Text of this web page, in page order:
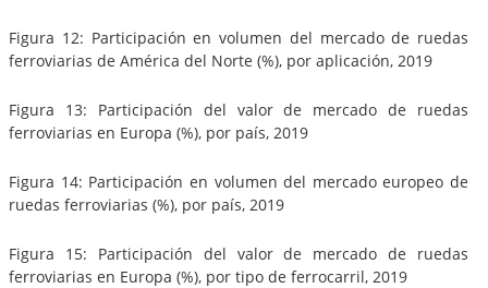
Figura 12: Participación en volumen del mercado de ruedas
ferroviarias de América del Norte (%), por aplicación, 2019
Figura 13: Participación del valor de mercado de ruedas
ferroviarias en Europa (%), por país, 2019
Figura 14: Participación en volumen del mercado europeo de
ruedas ferroviarias (%), por país, 2019
Figura 15: Participación del valor de mercado de ruedas
ferroviarias en Europa (%), por tipo de ferrocarril, 2019